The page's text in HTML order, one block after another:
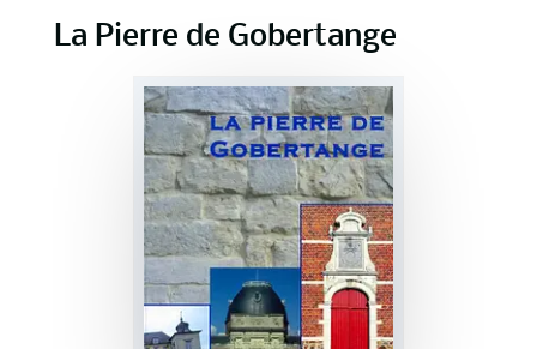
La Pierre de Gobertange